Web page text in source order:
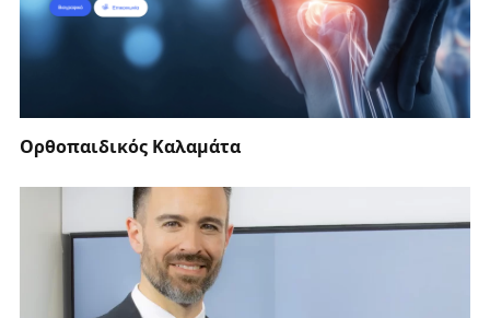
Ορθοπαιδικός Καλαμάτα